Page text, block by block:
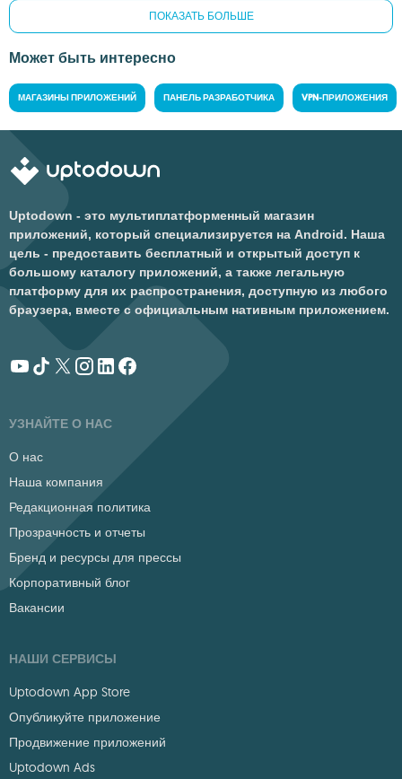
ПОКАЗАТЬ БОЛЬШЕ
Может быть интересно
МАГАЗИНЫ ПРИЛОЖЕНИЙ ПАНЕЛЬ РАЗРАБОТЧИКА VPN-ПРИЛОЖЕНИЯ
Uptodown - это мультиплатформенный магазин
приложений, который специализируется на Android. Наша
цель - предоставить бесплатный и открытый доступ к
большому каталогу приложений, а также легальную
платформу для их распространения, доступную из любого
браузера, вместе с официальным нативным приложением.
УЗНАЙТЕ О НАС
О нас
Наша компания
Редакционная политика
Прозрачность и отчеты
Бренд и ресурсы для прессы
Корпоративный блог
Вакансии
НАШИ СЕРВИСЫ
Uptodown App Store
Опубликуйте приложение
Продвижение приложений
Uptodown Ads